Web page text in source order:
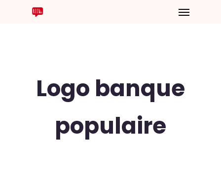
Logo banque
populaire